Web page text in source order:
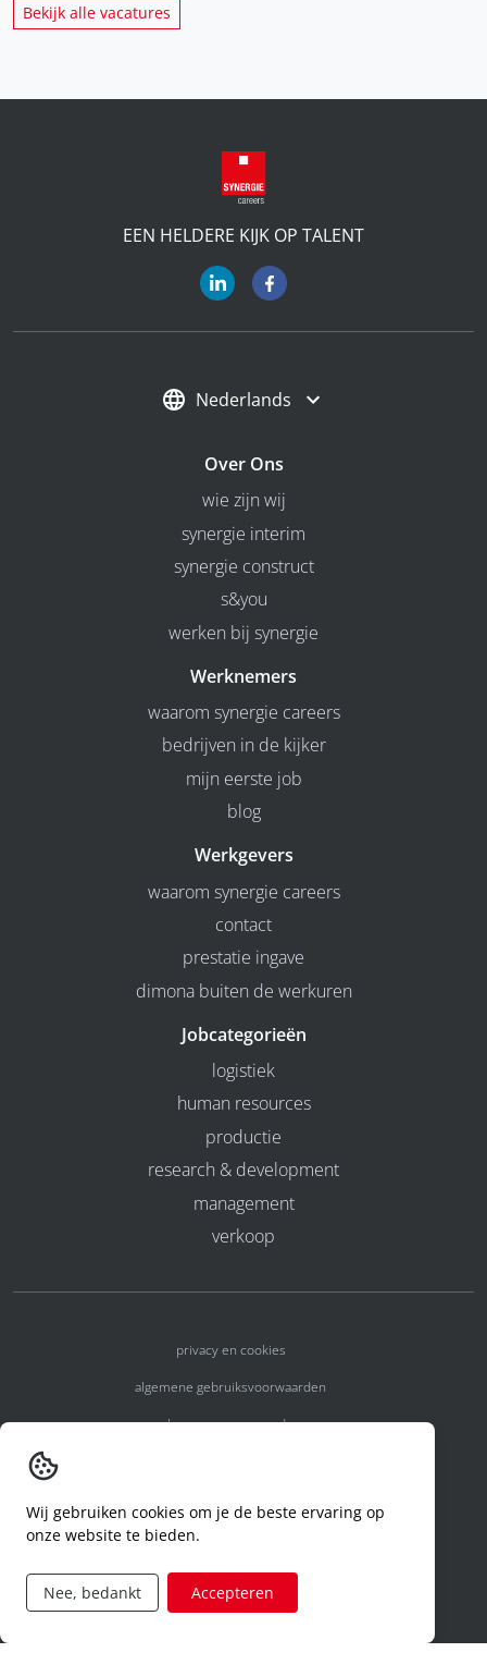
Bekijk alle vacatures
EEN HELDERE KIJK OP TALENT
Nederlands
Over Ons
wie zijn wij
synergie interim
synergie construct
s&you
werken bij synergie
Werknemers
waarom synergie careers
bedrijven in de kijker
mijn eerste job
blog
Werkgevers
waarom synergie careers
contact
prestatie ingave
dimona buiten de werkuren
Jobcategorieën
logistiek
human resources
productie
research & development
management
verkoop
privacy en cookies
algemene gebruiksvoorwaarden
algemene voorwaarden
code of conduct
aanvraag rechten ivm privacy
Wij gebruiken cookies om je de beste ervaring op
onze website te bieden.
Nee, bedankt Accepteren